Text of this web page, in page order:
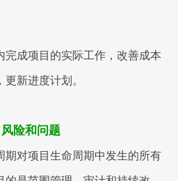
完成项目的实际工作，改善成本
新进度计划。
险和问题
期对项目生命周期中发生的所有